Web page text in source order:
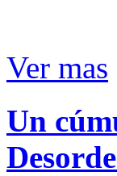
Ver mas
Un